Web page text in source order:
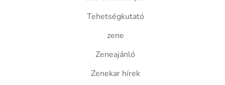
Tehetségkutató
zene
Zeneajánló
Zenekar hírek